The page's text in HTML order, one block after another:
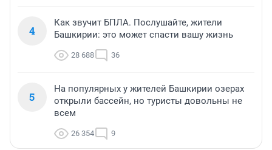
4
Как звучит БПЛА. Послушайте, жители
Башкирии: это может спасти вашу жизнь
28 688 36
5
На популярных у жителей Башкирии озерах
открыли бассейн, но туристы довольны не
всем
26 354 9